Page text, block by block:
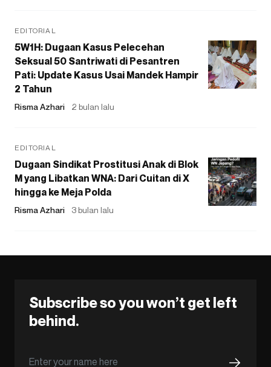
EDITORIAL
5W1H: Dugaan Kasus Pelecehan
Seksual 50 Santriwati di Pesantren
Pati: Update Kasus Usai Mandek Hampir
2 Tahun
Risma Azhari 2 bulan lalu
EDITORIAL
Dugaan Sindikat Prostitusi Anak di Blok
M yang Libatkan WNA: Dari Cuitan di X
hingga ke Meja Polda
Risma Azhari 3 bulan lalu
Subscribe so you won’t get left
behind.